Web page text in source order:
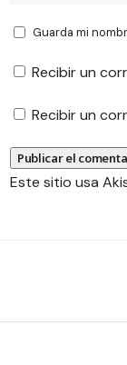
Guarda mi
Recibir un
Recibir un
Este sitio usa